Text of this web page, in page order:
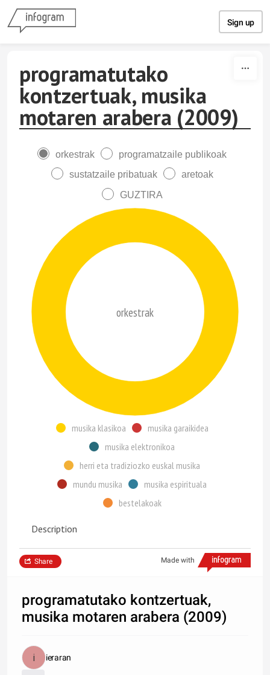
Sign up
programatutako
kontzertuak, musika
motaren arabera (2009)
orkestrak
programatzaile publikoak
sustatzaile pribatuak
aretoak
GUZTIRA
orkestrak
musika klasikoa
musika garaikidea
musika elektronikoa
herri eta tradiziozko euskal musika
mundu musika
musika espirituala
bestelakoak
Description
Made with
Share
programatutako kontzertuak,
musika motaren arabera (2009)
ieraran